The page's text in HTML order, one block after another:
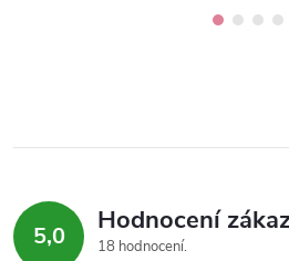
5,0 Hodnocení
18 hodnocení